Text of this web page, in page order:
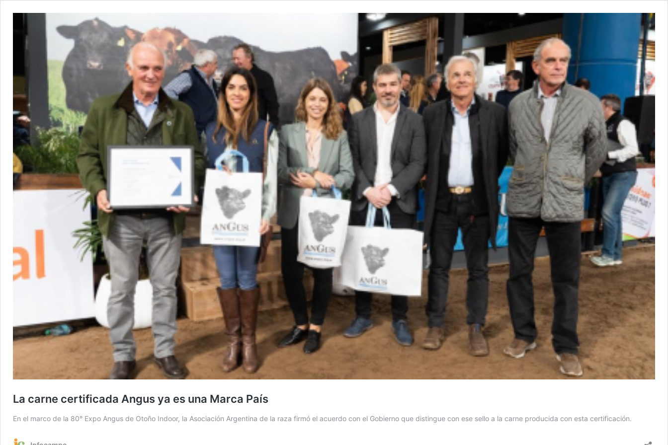
La carne certificada Angus ya es una Marca País
En el marco de la 80° Expo Angus de Otoño Indoor, la Asociación Argentina de la raza firmó el acuerdo con el Gobierno que distingue con ese sello a la carne producida con esta certificación.